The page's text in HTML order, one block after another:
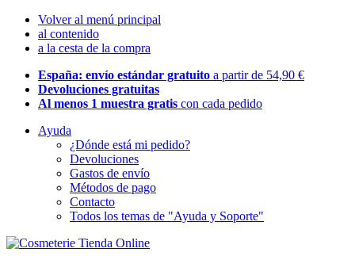
Volver al menú principal
al contenido
a la cesta de la compra
España: envío estándar gratuito a partir de 54,90 €
Devoluciones gratuitas
Al menos 1 muestra gratis con cada pedido
Ayuda
¿Dónde está mi pedido?
Devoluciones
Gastos de envío
Métodos de pago
Contacto
Todos los temas de "Ayuda y Soporte"